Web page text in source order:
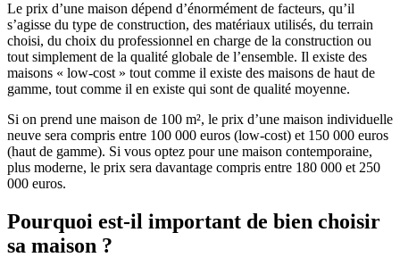
Le prix d’une maison dépend d’énormément de facteurs, qu’il
s’agisse du type de construction, des matériaux utilisés, du terrain
choisi, du choix du professionnel en charge de la construction ou
tout simplement de la qualité globale de l’ensemble. Il existe des
maisons « low-cost » tout comme il existe des maisons de haut de
gamme, tout comme il en existe qui sont de qualité moyenne.
Si on prend une maison de 100 m², le prix d’une maison individuelle
neuve sera compris entre 100 000 euros (low-cost) et 150 000 euros
(haut de gamme). Si vous optez pour une maison contemporaine,
plus moderne, le prix sera davantage compris entre 180 000 et 250
000 euros.
Pourquoi est-il important de bien choisir
sa maison ?